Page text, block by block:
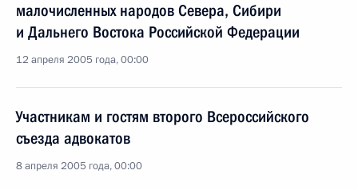
малочисленных народов Севера, Сибири
и Дальнего Востока Российской Федерации
12 апреля 2005 года, 00:00
Участникам и гостям второго Всероссийского
съезда адвокатов
8 апреля 2005 года, 00:00